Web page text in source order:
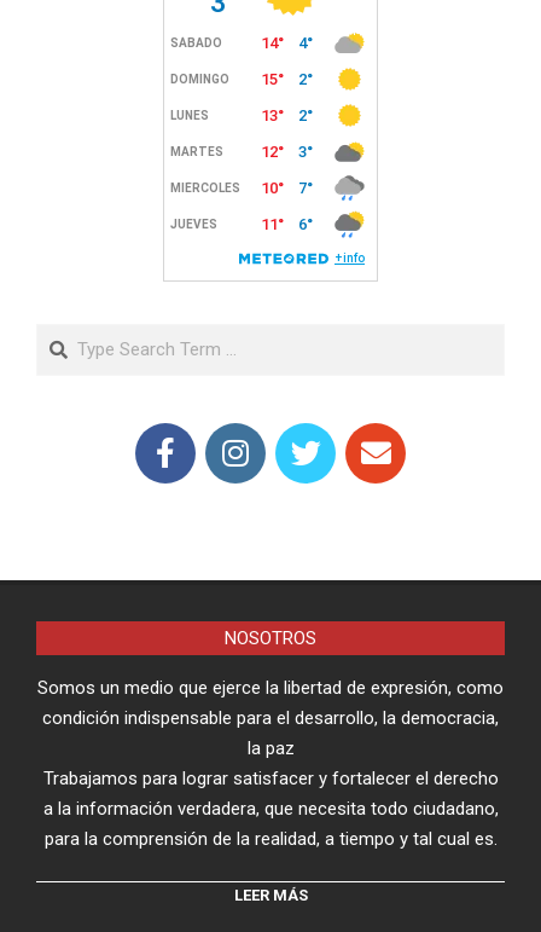
Search
NOSOTROS
Somos un medio que ejerce la libertad de expresión, como
condición indispensable para el desarrollo, la democracia,
la paz
Trabajamos para lograr satisfacer y fortalecer el derecho
a la información verdadera, que necesita todo ciudadano,
para la comprensión de la realidad, a tiempo y tal cual es.
LEER MÁS